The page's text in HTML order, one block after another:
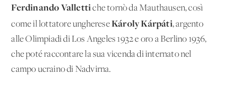
Ferdinando Vallettiche tornò da Mauthausen, così
come il lottatore unghereseKároly Kárpáti, argento
alle Olimpiadi di Los Angeles 1932 e oro a Berlino 1936,
che poté raccontare la sua vicenda di internato nel
campo ucraino di Nadvirna.